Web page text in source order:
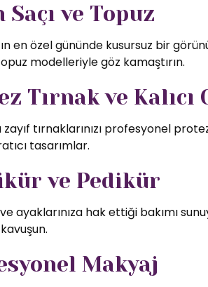
Saçı ve Topuz
en özel gününde kusursuz bir
modelleriyle göz kamaştırın.
Tırnak ve Kalıcı
zayıf tırnaklarınızı profesyonel
tasarımlar.
ve Pedikür
ayaklarınıza hak ettiği bakımı
Makyaj